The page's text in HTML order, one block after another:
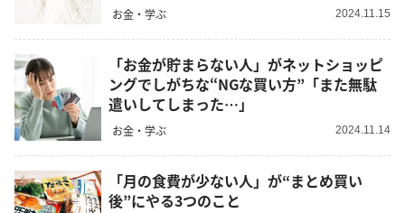
お金・学ぶ 2024.11.15
「お金が貯まらない人」がネットショッピ
ングでしがちな“NGな買い方”「また無駄
遣いしてしまった…」
お金・学ぶ 2024.11.14
「月の食費が少ない人」が“まとめ買い
後”にやる3つのこと